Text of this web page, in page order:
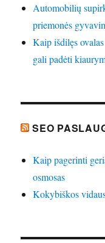
Automobilių
priemonės
Kaip išdilęs
gali padėti
SEO
Kaip pagerinti
osmosas
Kokybiškos